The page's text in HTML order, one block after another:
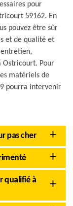
pour
59162. En
pouvez être sûr
et de qualité et
Ostricourt. Pour
matériels de
pourra intervenir
pas cher
qualifié à